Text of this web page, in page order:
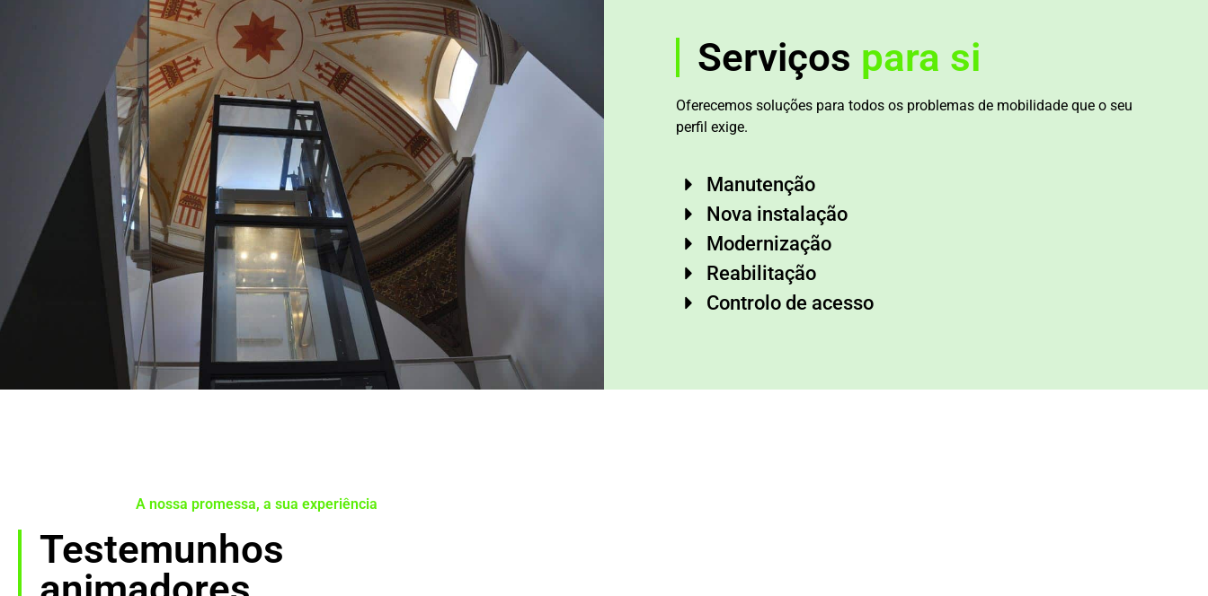
Serviços para si
Oferecemos soluções para todos os problemas de mobilidade que o seu
perfil exige.
Manutenção
Nova instalação
Modernização
Reabilitação
Controlo de acesso
A nossa promessa, a sua experiência
Testemunhos